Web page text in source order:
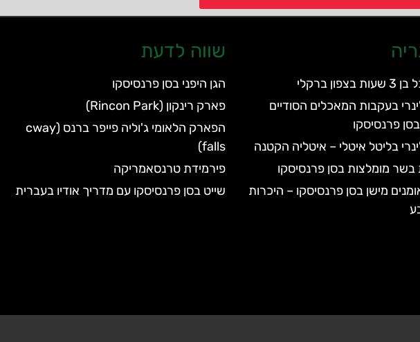
ברקלי
בעקבות המאכלים הסודיים
בסן פרנסיסקו
בליטל איטלי – איטליה הקטנה
מומלצות בסן פרנסיסקו
מישן בסן פרנסיסקו – היכרות
שווה לדעת
הגן היפני בסן פרנסיסקו
פארק רינקון (Rincon Park)
הפארק הלאומי ג'וליה פייפר ברנס (cway
falls)
פירמידת טרנסאמריקה
שייט בסן פרנסיסקו עם מדריך אודיו בעברית